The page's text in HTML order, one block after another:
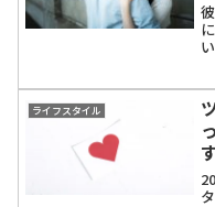
ライフスタイル